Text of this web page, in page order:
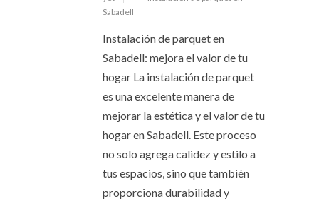
Sabadell
Instalación de parquet en
Sabadell: mejora el valor de tu
hogar La instalación de parquet
es una excelente manera de
mejorar la estética y el valor de tu
hogar en Sabadell. Este proceso
no solo agrega calidez y estilo a
tus espacios, sino que también
proporciona durabilidad y